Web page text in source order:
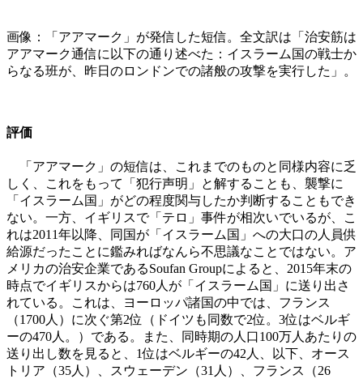
画像：「アアマーク」が発信した短信。全文訳は「治安筋は
アアマーク通信に以下の通り述べた：イスラーム国の戦士か
らなる班が、昨日のロンドンでの諸般の攻撃を実行した」。
評価
「アアマーク」の短信は、これまでのものと同様内容に乏
しく、これをもって「犯行声明」と解することも、襲撃に
「イスラーム国」がどの程度関与したか判断することもでき
ない。一方、イギリスで「テロ」事件が相次いでいるが、こ
れは2011年以降、同国が「イスラーム国」への大口の人員供
給源だったことに鑑みればなんら不思議なことではない。ア
メリカの治安企業であるSoufan Groupによると、 2015年末の
時点でイギリスからは760人が「イスラーム国」に送り出さ
れている。これは、ヨーロッパ諸国の中では、フランス
（1700人）に次ぐ第2位（ドイツも同数で2位。 3位はベルギ
ーの470人。）である。また、同時期の人口100万人あたりの
送り出し数を見ると、 1位はベルギーの42 人、以下、オース
トリア（35人）、スウェーデン（31 人）、フランス（26